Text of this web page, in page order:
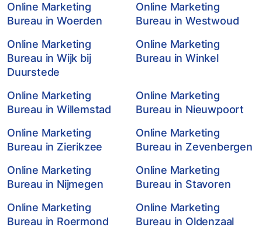
Online Marketing
Bureau in Woerden
Online Marketing
Bureau in Westwoud
Online Marketing
Bureau in Wijk bij
Duurstede
Online Marketing
Bureau in Winkel
Online Marketing
Bureau in Willemstad
Online Marketing
Bureau in Nieuwpoort
Online Marketing
Bureau in Zierikzee
Online Marketing
Bureau in Zevenbergen
Online Marketing
Bureau in Nijmegen
Online Marketing
Bureau in Stavoren
Online Marketing
Bureau in Roermond
Online Marketing
Bureau in Oldenzaal